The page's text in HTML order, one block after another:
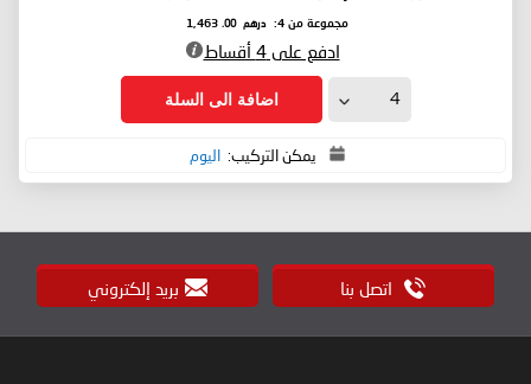
مجموعة من 4: درهم 1,463
.00
ادفع على 4 أقساط
اضافة الى السلة
يمكن التركيب: اليوم
اتصل بنا بريد إلكتروني